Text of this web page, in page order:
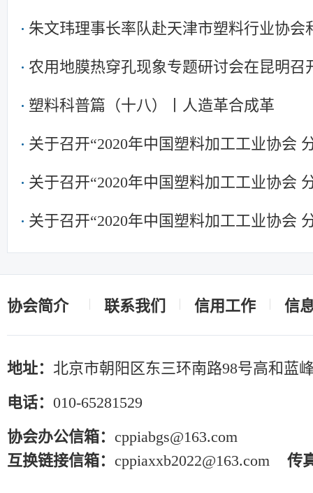
朱文玮理事长率队赴天津市塑料行业协会
农用地膜热穿孔现象专题研讨会在昆明召
塑料科普篇（十八）丨人造革合成革
关于召开“2020年中国塑料加工工业协会
关于召开“2020年中国塑料加工工业协会
关于召开“2020年中国塑料加工工业协会
协会简介 联系我们 信用工作 信
地址： 北京市朝阳区东三环南路98号高和蓝
电话： 010-65281529
协会办公信箱： cppiabgs@163.com
互换链接信箱： cppiaxxb2022@163.com 传